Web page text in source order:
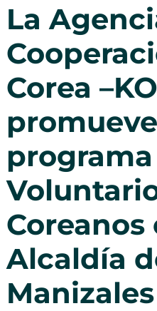
La
Corea
Coreanos
Alcaldía
Manizales